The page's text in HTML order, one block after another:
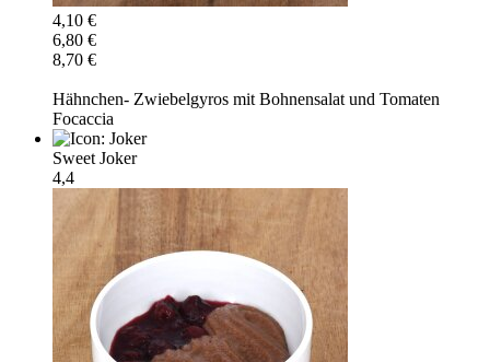
4,10 €
6,80 €
8,70 €
Hähnchen- Zwiebelgyros mit Bohnensalat und Tomaten
Focaccia
Sweet Joker
4,4